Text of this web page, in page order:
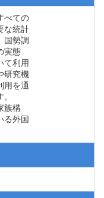
べての
な統計
国勢調
実態
て利用
研究機
用を通
族構
る外国